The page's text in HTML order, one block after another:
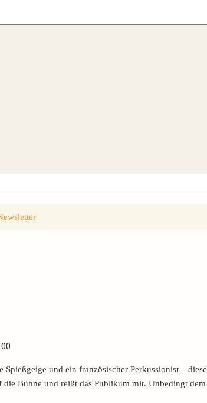
und ein französischer Perkussionist – diese
Bühne und reißt das Publikum mit. Unbedingt dem